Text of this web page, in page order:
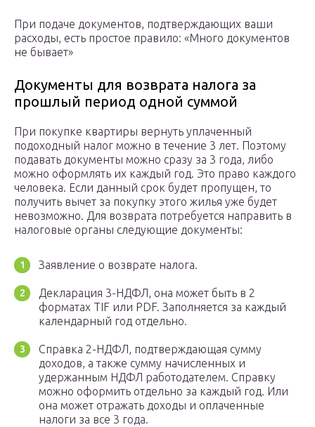
При подаче документов, подтверждающих ваши
расходы, есть простое правило: «Много документов
не бывает»
Документы для возврата налога за
прошлый период одной суммой
При покупке квартиры вернуть уплаченный
подоходный налог можно в течение 3 лет. Поэтому
подавать документы можно сразу за 3 года, либо
можно оформлять их каждый год. Это право каждого
человека. Если данный срок будет пропущен, то
получить вычет за покупку этого жилья уже будет
невозможно. Для возврата потребуется направить в
налоговые органы следующие документы:
Заявление о возврате налога.
Декларация 3-НДФЛ, она может быть в 2
форматах TIF или PDF. Заполняется за каждый
календарный год отдельно.
Справка 2-НДФЛ, подтверждающая сумму
доходов, а также сумму начисленных и
удержанным НДФЛ работодателем. Справку
можно оформить отдельно за каждый год. Или
она может отражать доходы и оплаченные
налоги за все 3 года.